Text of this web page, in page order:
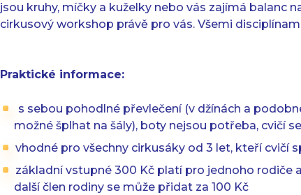
jsou kruhy, míčky a kuželky nebo vás zajímá balanc
cirkusový workshop právě pro vás. Všemi
Praktické informace:
s sebou pohodlné převlečení (v džínách a
možné šplhat na šály), boty nejsou potřeba, cvičí
vhodné pro všechny cirkusáky od 3 let, kteří cvičí
základní vstupné 300 Kč platí pro jednoho rodiče
další člen rodiny se může přidat za 100 Kč